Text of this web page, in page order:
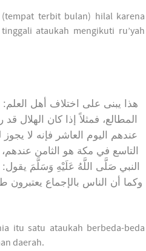
terbit bulan) hilal karena
ataukah mengikuti ru’yah
هذا يبنى على اختلاف أهل
المطالع، فمثلاً إذا كان
عندهم اليوم العاشر فإنه لا
التاسع في مكة هو الثامن
النبي صَلَّى اللَّهُ عَلَيْهِ وَسَلَّمَ يقول:
وكما أن الناس بالإجماع
itu satu ataukah berbeda-beda
daerah.